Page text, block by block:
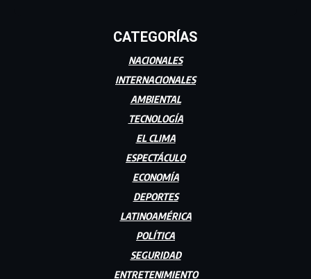
CATEGORÍAS
NACIONALES
INTERNACIONALES
AMBIENTAL
TECNOLOGÍA
EL CLIMA
ESPECTÁCULO
ECONOMÍA
DEPORTES
LATINOAMÉRICA
POLÍTICA
SEGURIDAD
ENTRETENIMIENTO